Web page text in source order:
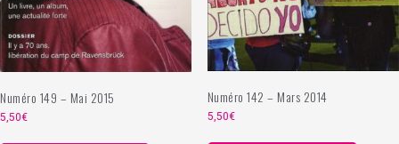
Numéro 149 – Mai 2015
5,50€
Numéro 142 – Mars 2014
5,50€